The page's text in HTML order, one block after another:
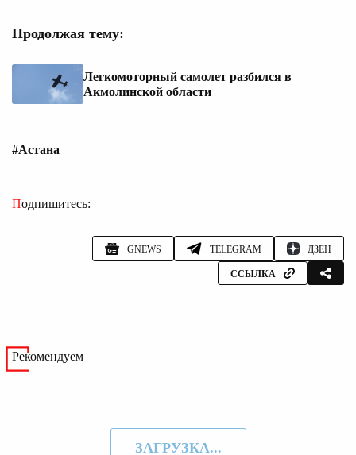
Продолжая тему:
Легкомоторный самолет разбился в
Акмолинской области
#Астана
Подпишитесь:
GNEWS TELEGRAM ДЗЕН
ССЫЛКА
Рекомендуем
ЗАГРУЗКА...